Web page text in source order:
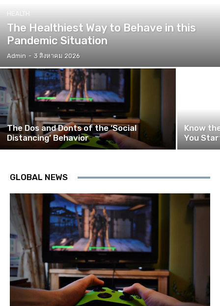
HEALTH
The Healthiest Way to Behave in this
Pandemic Situation
Admin - 3 สิงหาคม 2026
The Dos and Donts of the ‘Social
Distancing’ Behavior
Know
You
GLOBAL NEWS